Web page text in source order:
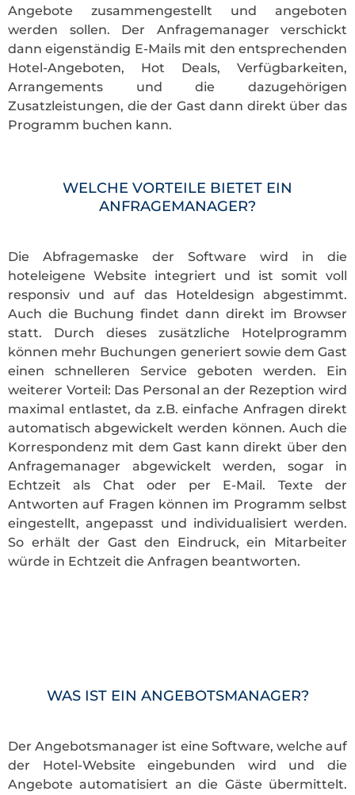
Angebote zusammengestellt und angeboten
werden sollen. Der Anfragemanager verschickt
dann eigenständig E-Mails mit den entsprechenden
Hotel-Angeboten, Hot Deals, Verfügbarkeiten,
Arrangements und die dazugehörigen
Zusatzleistungen, die der Gast dann direkt über das
Programm buchen kann.
WELCHE VORTEILE BIETET EIN
ANFRAGEMANAGER?
Die Abfragemaske der Software wird in die
hoteleigene Website integriert und ist somit voll
responsiv und auf das Hoteldesign abgestimmt.
Auch die Buchung findet dann direkt im Browser
statt. Durch dieses zusätzliche Hotelprogramm
können mehr Buchungen generiert sowie dem Gast
einen schnelleren Service geboten werden. Ein
weiterer Vorteil: Das Personal an der Rezeption wird
maximal entlastet, da z.B. einfache Anfragen direkt
automatisch abgewickelt werden können. Auch die
Korrespondenz mit dem Gast kann direkt über den
Anfragemanager abgewickelt werden, sogar in
Echtzeit als Chat oder per E-Mail. Texte der
Antworten auf Fragen können im Programm selbst
eingestellt, angepasst und individualisiert werden.
So erhält der Gast den Eindruck, ein Mitarbeiter
würde in Echtzeit die Anfragen beantworten.
WAS IST EIN ANGEBOTSMANAGER?
Der Angebotsmanager ist eine Software, welche auf
der Hotel-Website eingebunden wird und die
Angebote automatisiert an die Gäste übermittelt.